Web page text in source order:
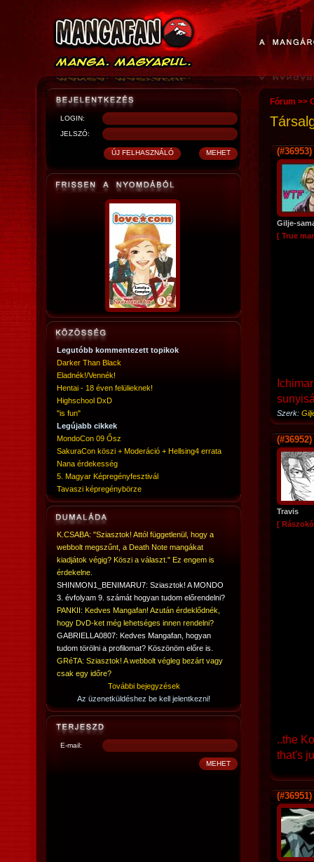
LOGIN:
JELSZÓ:
Legutóbb kommentezett topikok
Darker Than Black
Eladnék!/Vennék!
Hentai - 18 éven felülieknek!
Highschool DxD
"is fun"
Legújabb cikkek
MondoCon 09 Ősz
SakuraCon köszi + Moderáció + Hellsing4 errata
Nana érdekesség
5. Magyar Képregényfesztivál
Tavaszi képregénybörze
K.CSABA: "Sziasztok! Attól függetlenül, hogy a
webbolt megszűnt, a Death Note mangákat
kiadjátok végig? Köszi a választ." Ez engem is
érdekelne.
SHINMON1_BENIMARU7: Sziasztok! A MONDO
3. évfolyam 9. számát hogyan tudom előrendelni?
PANKII: Kedves Mangafan! Azután érdeklődnék,
hogy DvD-ket még lehetséges innen rendelni?
GABRIELLA0807: Kedves Mangafan, hogyan
tudom törölni a profilomat? Köszönöm előre is.
GRéTA: Sziasztok! A webbolt végleg bezárt vagy
csak egy időre?
További bejegyzések
Az üzenetküldéshez be kell jelentkezni!
E-mail:
Fórum >>
(#36953)
Gilje-
[ True
Szerk:
(#36952)
Travis
[
..the
that's
(#36951)